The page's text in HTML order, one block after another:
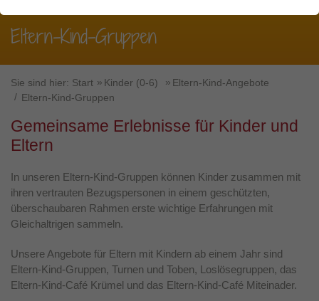
Über den jfd
Kurssuche
Eltern-Kind-Gruppen
Sie sind hier: Start Kinder (0-6)
Eltern-Kind-Angebote
Eltern-Kind-Gruppen
Gemeinsame Erlebnisse für Kinder und
Eltern
In unseren Eltern-Kind-Gruppen können Kinder zusammen mit
ihren vertrauten Bezugspersonen in einem geschützten,
überschaubaren Rahmen erste wichtige Erfahrungen mit
Gleichaltrigen sammeln.
Unsere Angebote für Eltern mit Kindern ab einem Jahr sind
Eltern-Kind-Gruppen, Turnen und Toben, Loslösegruppen, das
Eltern-Kind-Café Krümel und das Eltern-Kind-Café Miteinader.
Webseite einwandfrei funktioniert.
fe_typo_user / PHPSESSID
Anbieter TYPO3
Zweck
eines Benutzer-Logins die Session-ID. So
kann der eingeloggte Benutzer
wiedererkannt werden und es wird ihm
Zugang zu geschützten Bereichen
Name cookie_optin
Cookie-Informationen anzeigen
Statistiken
Diese Gruppe beinhaltet alle Skripte für analytisches
Tracking und zugehörige Cookies. Es hilft uns die
Nutzererfahrung der Website zu verbessern.
Anbieter Google LLC
Laufzeit 2 Jahre
Zweck
Wird verwendet, um den Sitzungsstatus zu
erhalten.
Externe Inhalte
Wir verwenden auf unserer Website externe Inhalte, um